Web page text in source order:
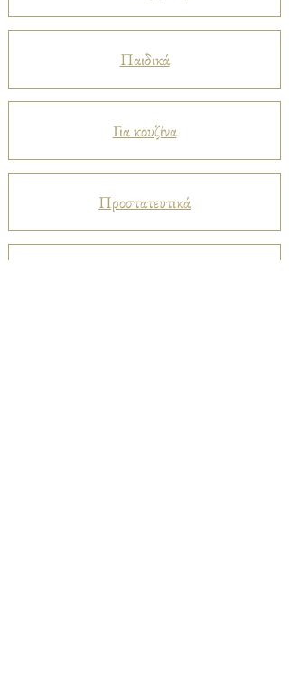
Παιδικά
Για κουζίνα
Προστατευτικά